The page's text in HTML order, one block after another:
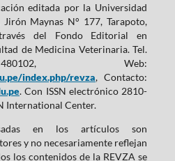
editada por la Universidad
Maynas N° 177, Tarapoto,
del Fondo Editorial en
de Medicina Veterinaria. Tel.
Web:
index.php/revza, Contacto:
. Con ISSN electrónico 2810-
International Center.
en los artículos son
y no necesariamente reflejan
los contenidos de la REVZA se